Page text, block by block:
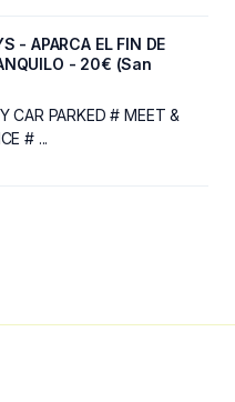
- APARCA EL FIN DE
- 20€ (San
CAR PARKED # MEET &
# ...